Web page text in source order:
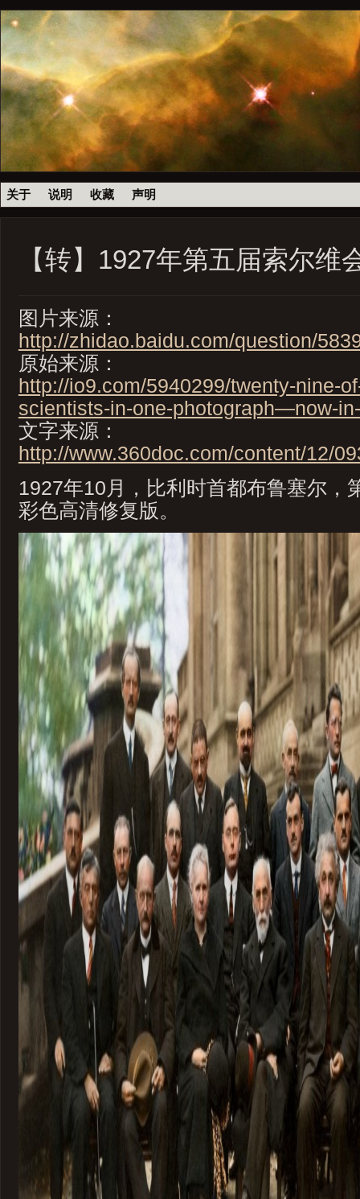
关于 说明 收藏 声明
【转】1927年第五届索尔维
图片来源：
http://zhidao.baidu.com/question/
原始来源：
http://io9.com/5940299/twenty-nine-
scientists-in-one-photograph—now-
文字来源：
http://www.360doc.com/content/12/
1927年10月，比利时首都布鲁塞尔，
彩色高清修复版。